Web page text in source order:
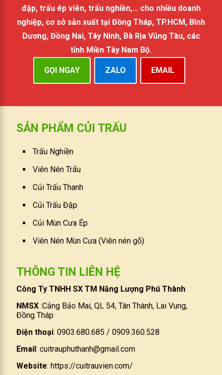
đập, trấu ép viên, trấu nghiền,... cho nhiều doanh
nghiệp, cơ sở sản xuất tại Đồng Tháp, TP.HCM, Bình
Dương, Đồng Nai, Tây Ninh, Bà Rịa Vũng Tàu, các
tỉnh Miền Tây Nam Bộ.
GỌI NGAY ZALO EMAIL
SẢN PHẨM CỦI TRẤU
Trấu Nghiền
Viên Nén Trấu
Củi Trấu Thanh
Củi Trấu Đập
Củi Mùn Cưa Ép
Viên Nén Mùn Cưa (Viên nén gỗ)
THÔNG TIN LIÊN HỆ
Công Ty TNHH SX TM Năng Lượng Phú Thành
NMSX :Cảng Bảo Mai, QL 54, Tân Thành, Lai Vung,
Đồng Tháp
Điện thoại: 0903.680.685 / 0909.360.528
Email : cuitrauphuthanh@gmail.com
Website: https://cuitrauvien.com/